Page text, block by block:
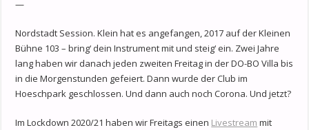
—
Nordstadt Session. Klein hat es angefangen, 2017 auf der Kleinen
Bühne 103 – bring‘ dein Instrument mit und steig‘ ein. Zwei Jahre
lang haben wir danach jeden zweiten Freitag in der DO-BO Villa bis
in die Morgenstunden gefeiert. Dann wurde der Club im
Hoeschpark geschlossen. Und dann auch noch Corona. Und jetzt?
Im Lockdown 2020/21 haben wir Freitags einen Livestream mit